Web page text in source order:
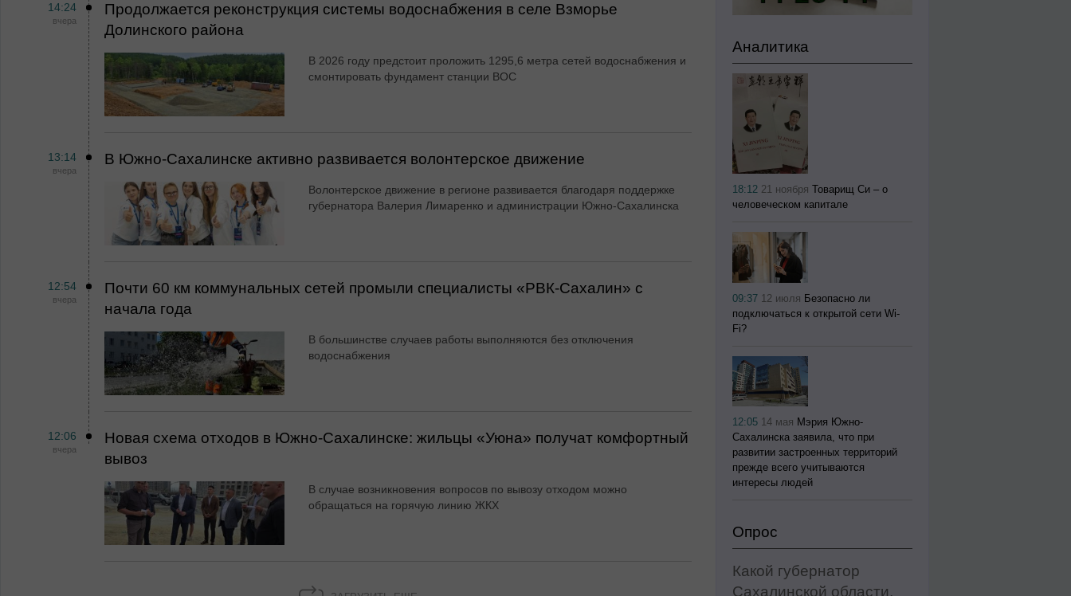
14:24
вчера
Продолжается реконструкция системы водоснабжения в селе Взморье
Долинского района
В 2026 году предстоит проложить 1295,6 метра сетей водоснабжения и
смонтировать фундамент станции ВОС
13:14
вчера
В Южно-Сахалинске активно развивается волонтерское движение
Волонтерское движение в регионе развивается благодаря поддержке
губернатора Валерия Лимаренко и администрации Южно-Сахалинска
12:54
вчера
Почти 60 км коммунальных сетей промыли специалисты «РВК‑Сахалин» с
начала года
В большинстве случаев работы выполняются без отключения
водоснабжения
12:06
вчера
Новая схема отходов в Южно-Сахалинске: жильцы «Уюна» получат комфортный
вывоз
В случае возникновения вопросов по вывозу отходом можно
обращаться на горячую линию ЖКХ
Аналитика
18:12 21 ноября Товарищ Си – о
человеческом капитале
09:37 12 июля Безопасно ли
подключаться к открытой сети Wi-
Fi?
12:05 14 мая Мэрия Южно-
Сахалинска заявила, что при
развитии застроенных территорий
прежде всего учитываются
интересы людей
Опрос
Какой губернатор
Сахалинской области,